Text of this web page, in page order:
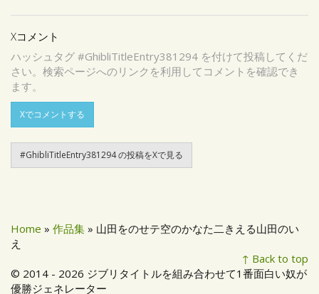
Xコメント
ハッシュタグ #GhibliTitleEntry381294 を付けて投稿してくだ
さい。検索ページへのリンクを利用してコメントを確認でき
ます。
Xでコメントする
#GhibliTitleEntry381294 の投稿をXで見る
Home » 作品集 » 山田をのせテ空のかなた二きえる山田のい
え
↑ Back to top
© 2014 - 2026 ジブリタイトルを組み合わせて1番面白い奴が
優勝ジェネレーター